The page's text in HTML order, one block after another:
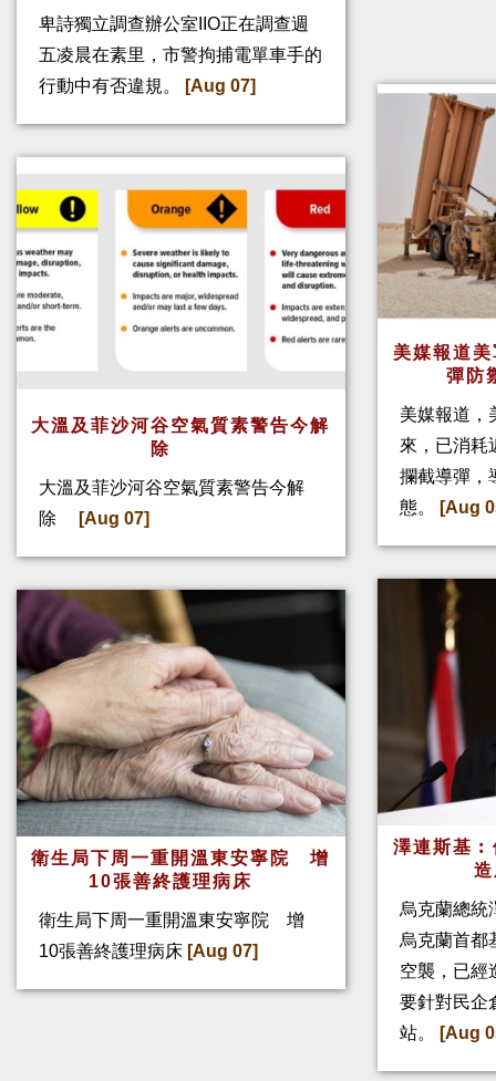
卑詩獨立調查辦公室IIO正在調查週
五凌晨在素里，市警拘捕電單車手的
行動中有否違規。
[Aug 07]
大溫及菲沙河谷空氣質素警告今解
除
大溫及菲沙河谷空氣質素警告今解
除
[Aug 07]
衛生局下周一重開溫東安寧院 增
10張善終護理病床
衛生局下周一重開溫東安寧院 增
10張善終護理病床 [Aug 07]
美媒報道
彈防
美媒報道，
來，已消耗
攔截導彈，
態。
[Aug
澤連斯基
烏克蘭總統
烏克蘭首都
空襲，已經
要針對民企
站。
[Aug